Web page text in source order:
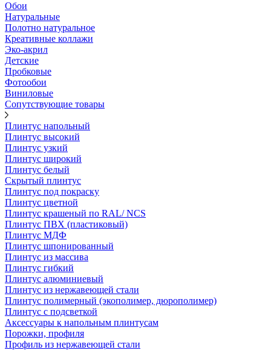
Обои
Натуральные
Полотно натуральное
Креативные коллажи
Эко-акрил
Детские
Пробковые
Фотообои
Виниловые
Сопутствующие товары
Плинтус напольный
Плинтус высокий
Плинтус узкий
Плинтус широкий
Плинтус белый
Скрытый плинтус
Плинтус под покраску
Плинтус цветной
Плинтус крашеный по RAL/ NCS
Плинтус ПВХ (пластиковый)
Плинтус МДФ
Плинтус шпонированный
Плинтус из массива
Плинтус гибкий
Плинтус алюминиевый
Плинтус из нержавеющей стали
Плинтус полимерный (экополимер, дюрополимер)
Плинтус с подсветкой
Аксессуары к напольным плинтусам
Порожки, профиля
Профиль из нержавеющей стали